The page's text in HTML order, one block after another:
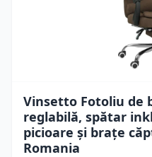
Vinsetto Fotoliu de
reglabilă, spătar
picioare și brațe
Romania